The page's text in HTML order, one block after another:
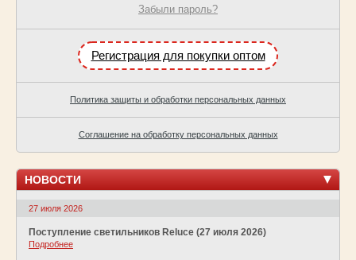
Забыли пароль?
Регистрация для покупки оптом
Политика защиты и обработки персональных данных
Соглашение на обработку персональных данных
НОВОСТИ
27 июля 2026
Поступление светильников Reluce (27 июля 2026)
Подробнее